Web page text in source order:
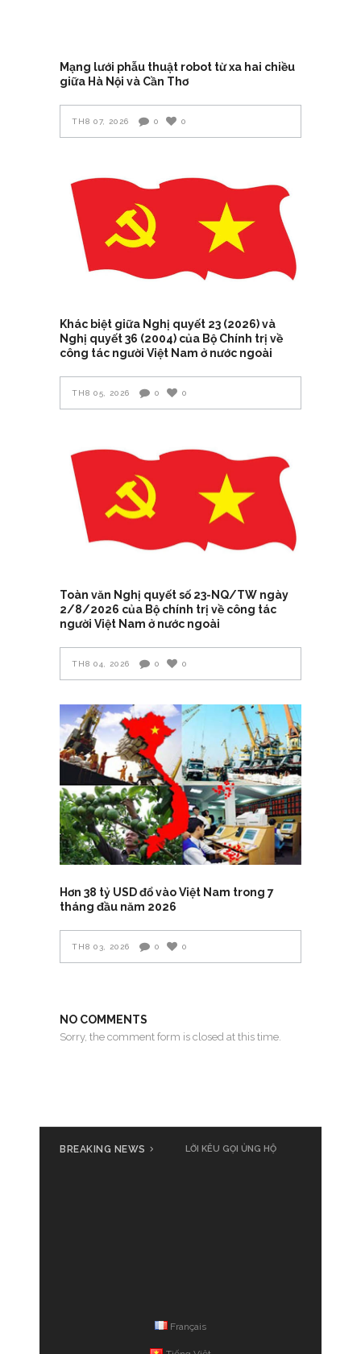
Mạng lưới phẫu thuật robot từ xa hai chiều
giữa Hà Nội và Cần Thơ
TH8 07, 2026 0 0
Khác biệt giữa Nghị quyết 23 (2026) và
Nghị quyết 36 (2004) của Bộ Chính trị về
công tác người Việt Nam ở nước ngoài
TH8 05, 2026 0 0
Toàn văn Nghị quyết số 23-NQ/TW ngày
2/8/2026 của Bộ chính trị về công tác
người Việt Nam ở nước ngoài
TH8 04, 2026 0 0
Hơn 38 tỷ USD đổ vào Việt Nam trong 7
tháng đầu năm 2026
TH8 03, 2026 0 0
NO COMMENTS
Sorry, the comment form is closed at this time.
BREAKING NEWS Cả nước cùng đồng loạt phát
Français